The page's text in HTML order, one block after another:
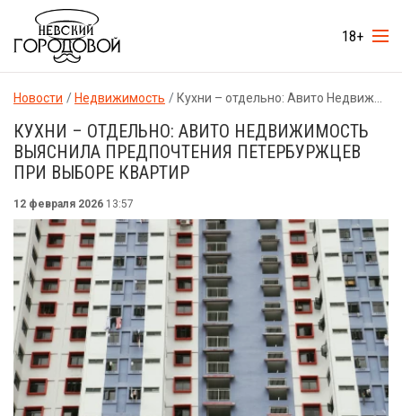
18+
Новости Недвижимость Кухни – отдельно: Авито Недвижимость выяснила предпочтения петербуржцев при выборе квартир
КУХНИ – ОТДЕЛЬНО: АВИТО НЕДВИЖИМОСТЬ
ВЫЯСНИЛА ПРЕДПОЧТЕНИЯ ПЕТЕРБУРЖЦЕВ
ПРИ ВЫБОРЕ КВАРТИР
12 февраля 2026 13:57